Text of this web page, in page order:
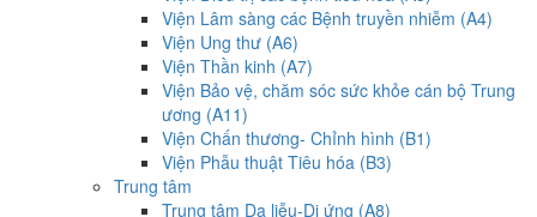
Viện Lâm sàng các Bệnh truyền nhiễm (A4)
Viện Ung thư (A6)
Viện Thần kinh (A7)
Viện Bảo vệ, chăm sóc sức khỏe cán bộ Trung
ương (A11)
Viện Chấn thương- Chỉnh hình (B1)
Viện Phẫu thuật Tiêu hóa (B3)
Trung tâm
Trung tâm Da liễu-Dị ứng (A8)